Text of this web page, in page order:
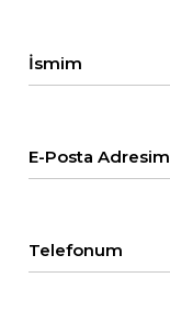
İsmim
E-Posta Adresim
Telefonum